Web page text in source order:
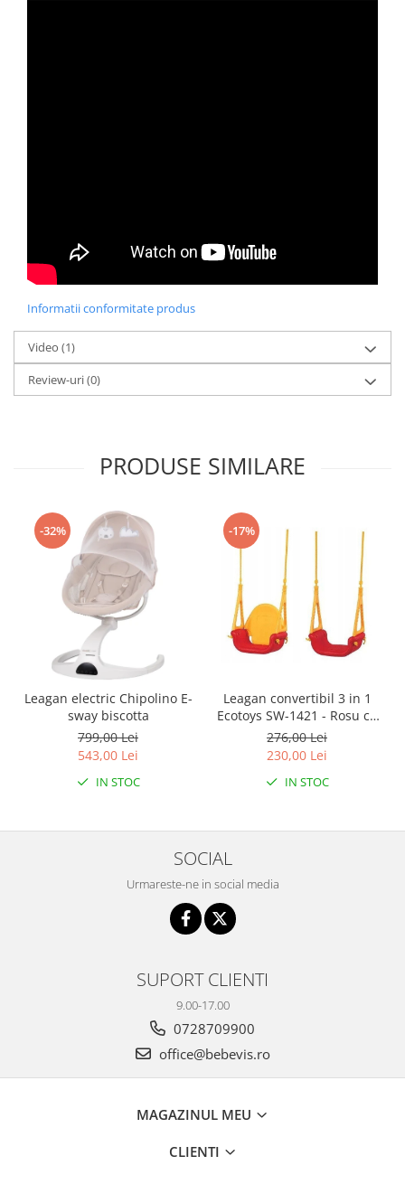
Informatii conformitate produs
Video (1)
Review-uri(0)
PRODUSE SIMILARE
-32%
Leagan electric Chipolino E-
sway biscotta
799,00 Lei
543,00 Lei
IN STOC
-17%
Leagan convertibil 3 in 1
Ecotoys SW-1421 - Rosu cu
Galben
276,00 Lei
230,00 Lei
IN STOC
SOCIAL
Urmareste-ne in social media
SUPORT CLIENTI
9.00-17.00
0728709900
office@bebevis.ro
MAGAZINUL MEU
CLIENTI